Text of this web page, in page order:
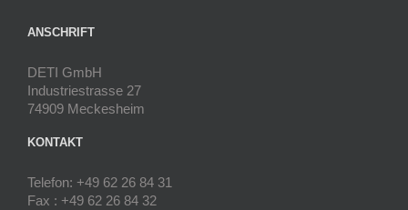
ANSCHRIFT
DETI GmbH
Industriestrasse 27
74909 Meckesheim
KONTAKT
Telefon: +49 62 26 84 31
Fax : +49 62 26 84 32